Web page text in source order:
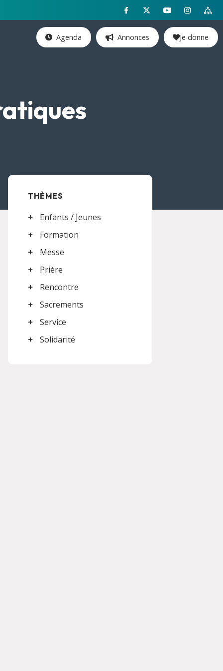
Agenda Annonces Je donne
THÈMES
Enfants / Jeunes
Formation
Messe
Prière
Rencontre
Sacrements
Service
Solidarité